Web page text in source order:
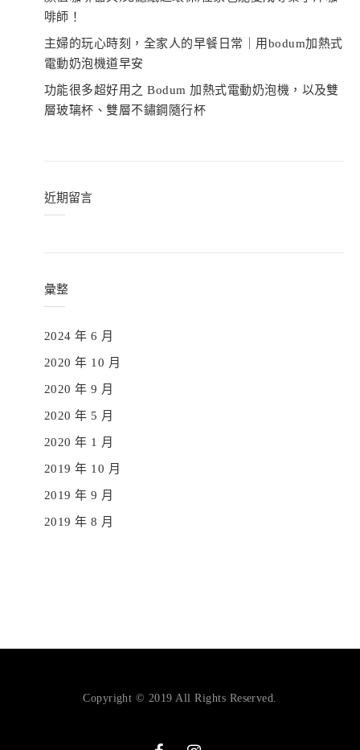
啡師！
主婦的玩心時刻，全家人的早餐日常｜用bodum加熱式
電動奶泡機道早安
功能很多超好用之 Bodum 加熱式電動奶泡機，以及雙
層玻璃杯、雙層不鏽鋼隨行杯
近期留言
彙整
2024 年 6 月
2020 年 10 月
2020 年 9 月
2020 年 5 月
2020 年 1 月
2019 年 10 月
2019 年 9 月
2019 年 8 月
Copyright © 2019 All Rights Reserved.